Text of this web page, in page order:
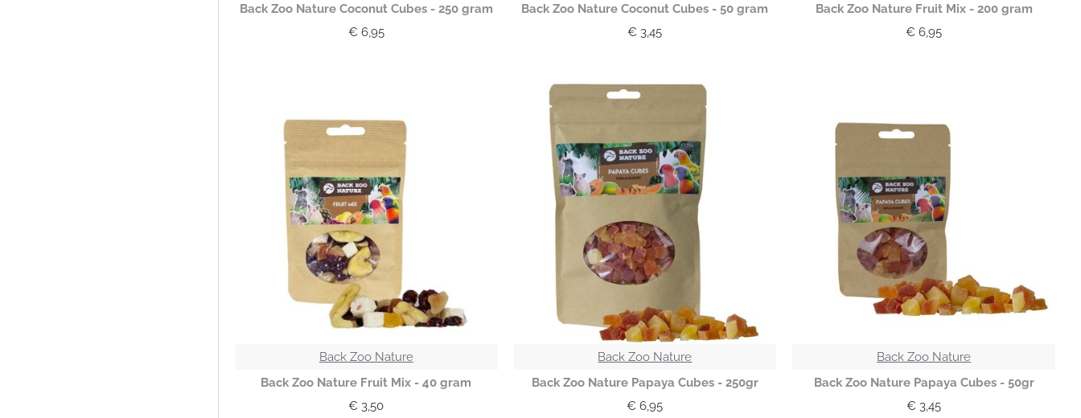
Back Zoo Nature Coconut Cubes - 250 gram
€ 6,95
Back Zoo Nature Coconut Cubes - 50 gram
€ 3,45
Back Zoo Nature Fruit Mix - 200 gram
€ 6,95
Back Zoo Nature
Back Zoo Nature Fruit Mix - 40 gram
€ 3,50
Back Zoo Nature
Back Zoo Nature Papaya Cubes - 250gr
€ 6,95
Back Zoo Nature
Back Zoo Nature Papaya Cubes - 50gr
€ 3,45